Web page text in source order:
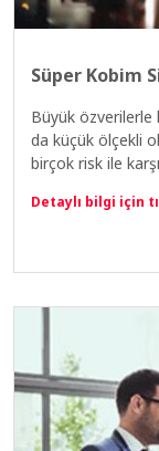
Süper Kobim
Büyük özverilerle
da küçük ölçekli
birçok risk ile karşı
Detaylı bilgi için